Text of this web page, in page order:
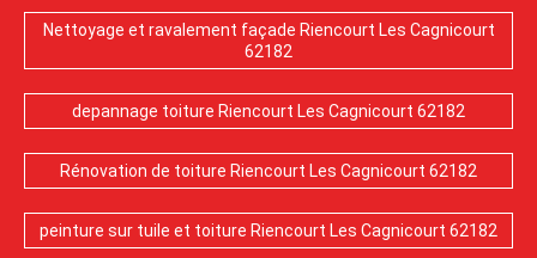
Nettoyage et ravalement façade Riencourt Les Cagnicourt
62182
depannage toiture Riencourt Les Cagnicourt 62182
Rénovation de toiture Riencourt Les Cagnicourt 62182
peinture sur tuile et toiture Riencourt Les Cagnicourt 62182